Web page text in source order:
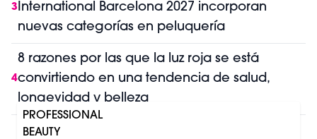
3International Barcelona 2027 incorporan
nuevas categorías en peluquería
4
8 razones por las que la luz roja se está
convirtiendo en una tendencia de salud,
longevidad y belleza
day vitality patch de mesoestetic®: una
PROFESSIONAL
BEAUTY